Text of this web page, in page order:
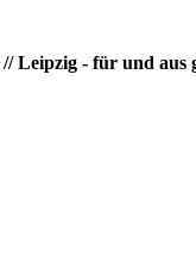
- für und aus